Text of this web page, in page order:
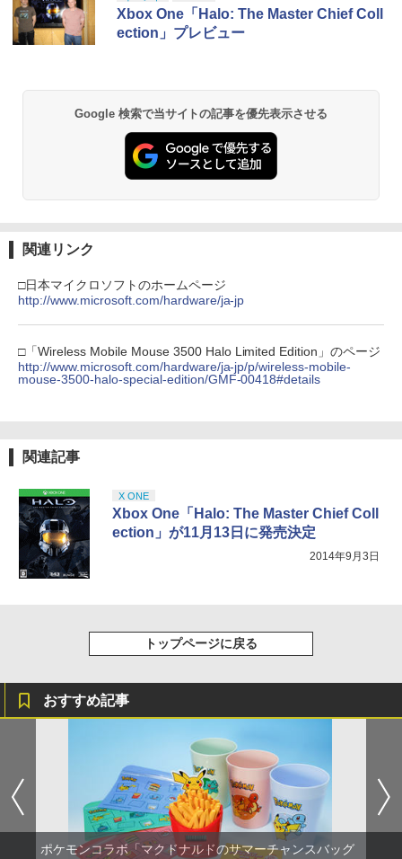
Xbox One「Halo: The Master Chief Coll
ection」プレビュー
Google 検索で当サイトの記事を優先表示させる
関連リンク
□日本マイクロソフトのホームページ
http://www.microsoft.com/hardware/ja-jp
□「Wireless Mobile Mouse 3500 Halo Limited Edition」のページ
http://www.microsoft.com/hardware/ja-jp/p/wireless-mobile-
mouse-3500-halo-special-edition/GMF-00418#details
関連記事
X ONE
Xbox One「Halo: The Master Chief Coll
ection」が11月13日に発売決定
2014年9月3日
トップページに戻る
おすすめ記事
ポケモンコラボ「マクドナルドのサマーチャンスバッグ